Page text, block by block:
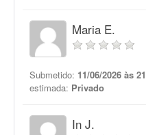
Maria E.
Submetido: 11/06/2026 às
estimada: Privado
In J.